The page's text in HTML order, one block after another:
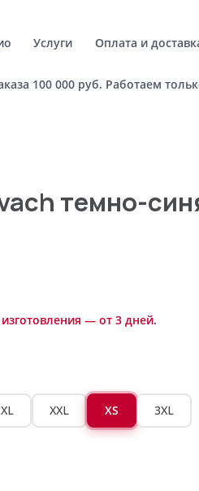
Услуги Оплата и
100 000 руб. Работаем
темно-
— от 3 дней.
XL XXL XS 3XL